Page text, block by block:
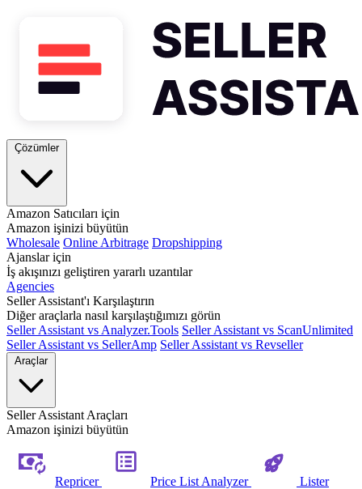
Çözümler
Amazon Satıcıları için
Amazon işinizi büyütün
Wholesale Online Arbitrage Dropshipping
Ajanslar için
İş akışınızı geliştiren yararlı uzantılar
Agencies
Seller Assistant'ı Karşılaştırın
Diğer araçlarla nasıl karşılaştığımızı görün
Seller Assistant vs Analyzer.Tools Seller Assistant vs ScanUnlimited
Seller Assistant vs SellerAmp Seller Assistant vs Revseller
Araçlar
Seller Assistant Araçları
Amazon işinizi büyütün
Repricer Price List Analyzer Lister